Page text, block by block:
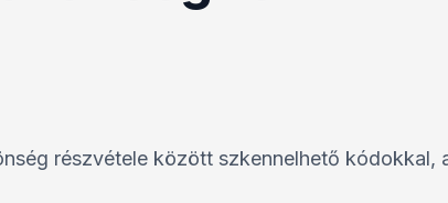
részvétele között szkennelhető kódokkal,